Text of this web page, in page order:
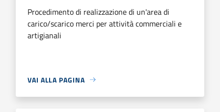
Procedimento di realizzazione di un'area di
carico/scarico merci per attività commerciali e
artigianali
VAI ALLA PAGINA